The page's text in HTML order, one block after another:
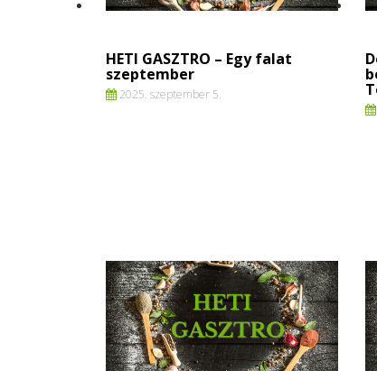
HETI GASZTRO – Egy falat
szeptember
2025. szeptember 5.